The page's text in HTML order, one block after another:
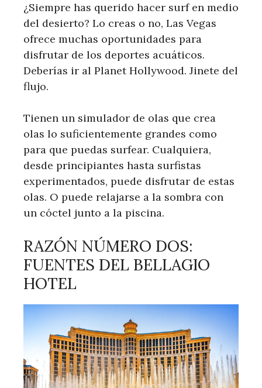
¿Siempre has querido hacer surf en medio
del desierto? Lo creas o no, Las Vegas
ofrece muchas oportunidades para
disfrutar de los deportes acuáticos.
Deberías ir al Planet Hollywood. Jinete del
flujo.
Tienen un simulador de olas que crea
olas lo suficientemente grandes como
para que puedas surfear. Cualquiera,
desde principiantes hasta surfistas
experimentados, puede disfrutar de estas
olas. O puede relajarse a la sombra con
un cóctel junto a la piscina.
RAZÓN NÚMERO DOS:
FUENTES DEL BELLAGIO
HOTEL